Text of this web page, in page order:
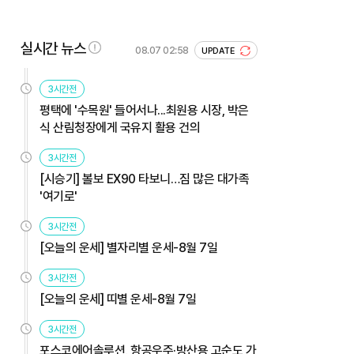
실시간 뉴스 08.07 02:58 UPDATE
3시간전
평택에 '수목원' 들어서나...최원용 시장, 박은
식 산림청장에게 국유지 활용 건의
3시간전
[시승기] 볼보 EX90 타보니…짐 많은 대가족
'여기로'
3시간전
[오늘의 운세] 별자리별 운세-8월 7일
3시간전
[오늘의 운세] 띠별 운세-8월 7일
3시간전
포스코에어솔루션, 항공우주·방산용 고순도 가